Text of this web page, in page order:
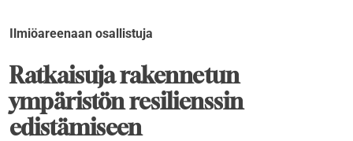
Ilmiöareenaan osallistuja
Ratkaisuja rakennetun
ympäristön resilienssin
edistämiseen